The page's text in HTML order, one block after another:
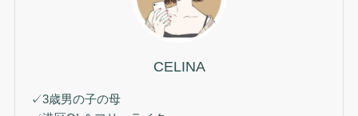
CELINA
✓3歳男の子の母